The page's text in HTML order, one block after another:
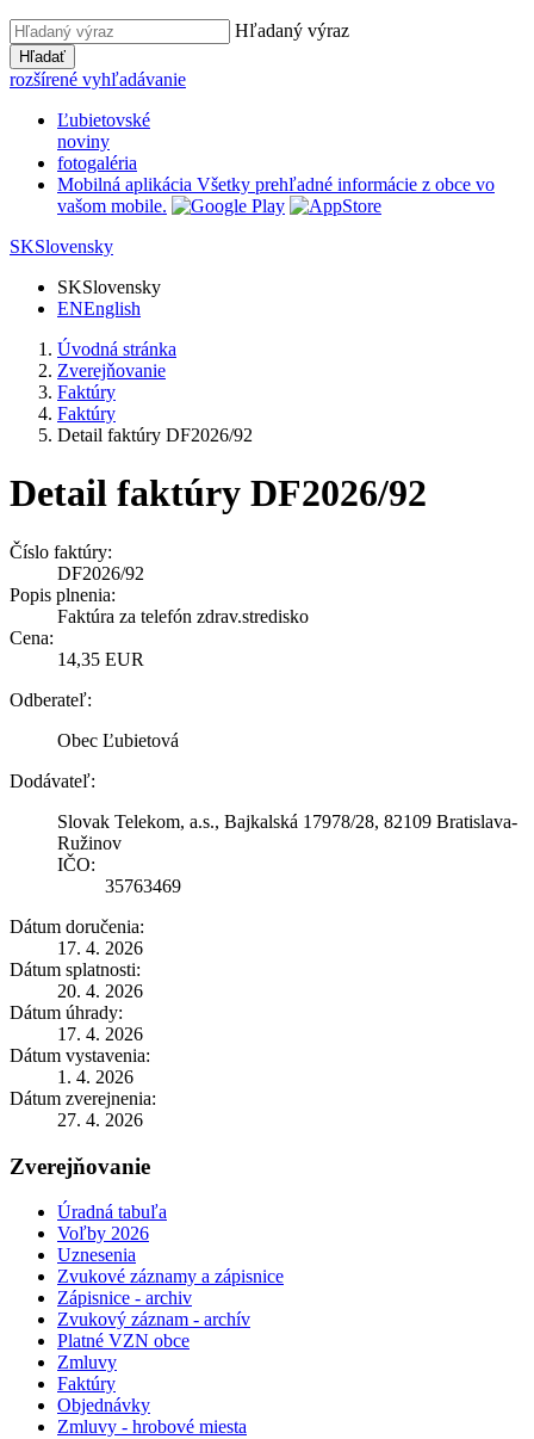
Hľadaný výraz
Hľadať
rozšírené vyhľadávanie
Ľubietovské
noviny
fotogaléria
Mobilná aplikácia Všetky prehľadné informácie z obce vo
vašom mobile.
SKSlovensky
SKSlovensky
ENEnglish
Úvodná stránka
Zverejňovanie
Faktúry
Faktúry
Detail faktúry DF2026/92
Detail faktúry DF2026/92
Číslo faktúry:
DF2026/92
Popis plnenia:
Faktúra za telefón zdrav.stredisko
Cena:
14,35 EUR
Odberateľ:
Obec Ľubietová
Dodávateľ:
Slovak Telekom, a.s., Bajkalská 17978/28, 82109 Bratislava-
Ružinov
IČO:
35763469
Dátum doručenia:
17. 4. 2026
Dátum splatnosti:
20. 4. 2026
Dátum úhrady:
17. 4. 2026
Dátum vystavenia:
1. 4. 2026
Dátum zverejnenia:
27. 4. 2026
Zverejňovanie
Úradná tabuľa
Voľby 2026
Uznesenia
Zvukové záznamy a zápisnice
Zápisnice - archiv
Zvukový záznam - archív
Platné VZN obce
Zmluvy
Faktúry
Objednávky
Zmluvy - hrobové miesta